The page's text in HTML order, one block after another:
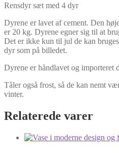
Rensdyr sæt med 4 dyr
Dyrene er lavet af cement. Den
er 20 kg. Dyrene egner sig til at
Det er ikke kun til jul de kan
dyr som på billedet.
Dyrene er håndlavet og importeret
Tåler også frost, så de kan nemt
vinter.
Relaterede varer